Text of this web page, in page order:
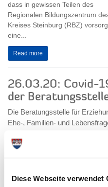
Diese Webseite verwendet
dass in gewissen Teilen des
Regionalen Bildungszentrum
Kreises Steinburg (RBZ)
eine...
Read more
26.03.20: Covid-
der
Die Beratungsstelle für
Ehe-, Familien- und
8.00 – 16.00 Uhr telefonisch